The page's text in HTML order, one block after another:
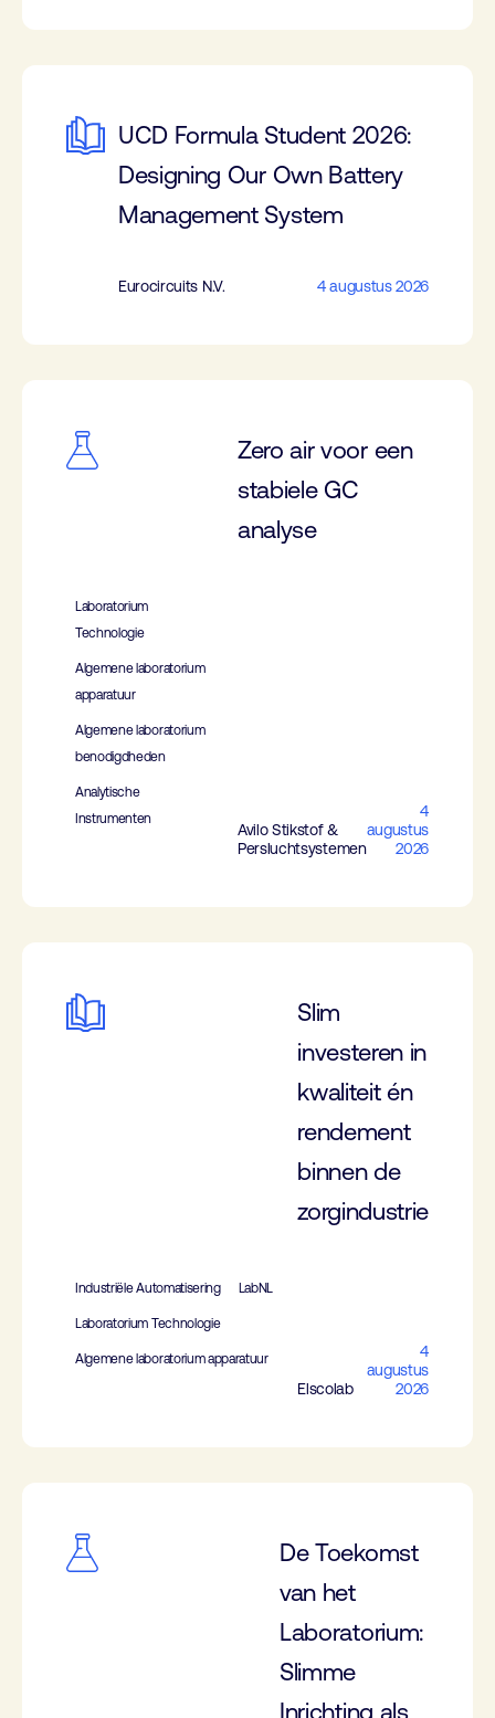
UCD Formula Student 2026:
Designing Our Own Battery
Management System
Eurocircuits N.V. 4 augustus 2026
Zero air voor een
stabiele GC
analyse
Laboratorium
Technologie
Algemene laboratorium
apparatuur
Algemene laboratorium
benodigdheden
Analytische
Instrumenten
Avilo Stikstof &
Persluchtsystemen
4
augustus
2026
Slim
investeren in
kwaliteit én
rendement
binnen de
zorgindustrie
Industriële Automatisering LabNL
Laboratorium Technologie
Algemene laboratorium apparatuur
Elscolab
4
augustus
2026
De Toekomst
van het
Laboratorium:
Slimme
Inrichting als